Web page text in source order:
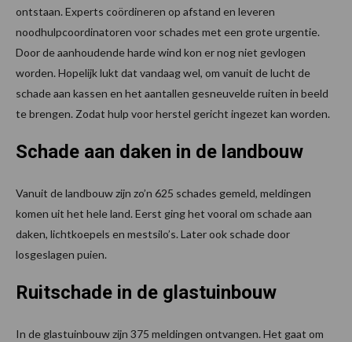
ontstaan. Experts coördineren op afstand en leveren
noodhulpcoordinatoren voor schades met een grote urgentie.
Door de aanhoudende harde wind kon er nog niet gevlogen
worden. Hopelijk lukt dat vandaag wel, om vanuit de lucht de
schade aan kassen en het aantallen gesneuvelde ruiten in beeld
te brengen. Zodat hulp voor herstel gericht ingezet kan worden.
Schade aan daken in de landbouw
Vanuit de landbouw zijn zo’n 625 schades gemeld, meldingen
komen uit het hele land. Eerst ging het vooral om schade aan
daken, lichtkoepels en mestsilo’s. Later ook schade door
losgeslagen puien.
Ruitschade in de glastuinbouw
In de glastuinbouw zijn 375 meldingen ontvangen. Het gaat om